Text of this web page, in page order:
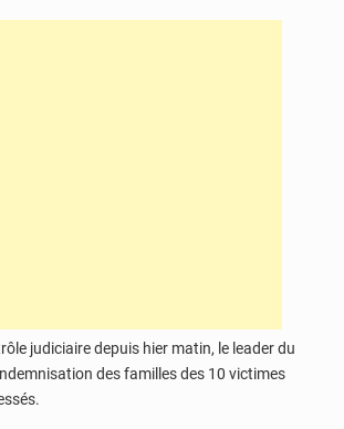
judiciaire depuis hier matin, le leader du
des familles des 10 victimes